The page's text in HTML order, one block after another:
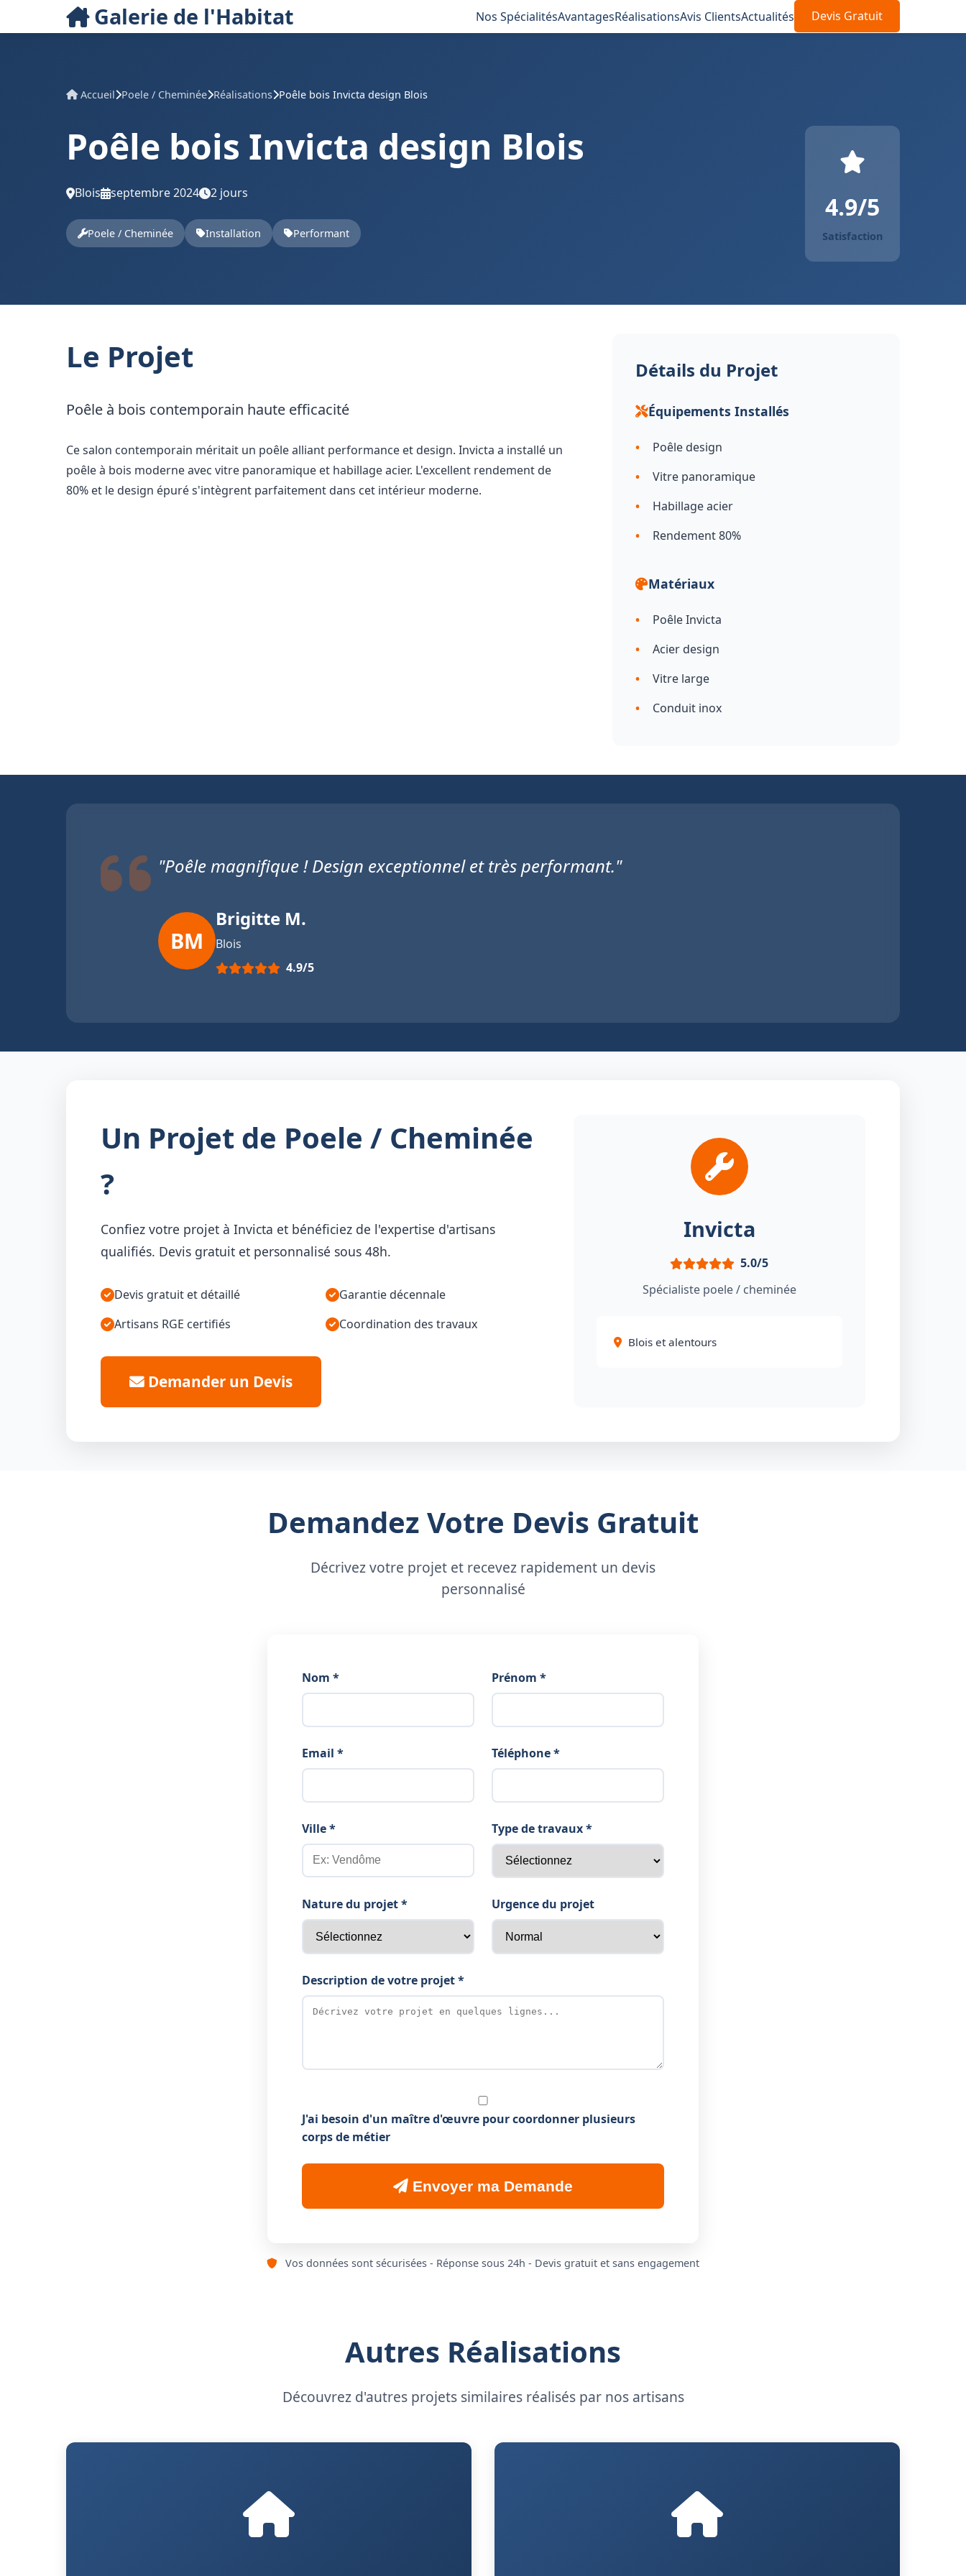
Galerie de l'Habitat Nos SpécialitésAvantagesRéalisationsAvis ClientsActualités Devis Gratuit
Accueil Poele / Cheminée Réalisations Poêle bois Invicta design Blois
Poêle bois Invicta design Blois
Blois septembre 2024 2 jours
Poele / Cheminée Installation Performant
4.9/5
Satisfaction
Le Projet
Poêle à bois contemporain haute efficacité
Ce salon contemporain méritait un poêle alliant performance et design. Invicta a installé un
poêle à bois moderne avec vitre panoramique et habillage acier. L'excellent rendement de
80% et le design épuré s'intègrent parfaitement dans cet intérieur moderne.
Détails du Projet
Équipements Installés
Poêle design
Vitre panoramique
Habillage acier
Rendement 80%
Matériaux
Poêle Invicta
Acier design
Vitre large
Conduit inox
"Poêle magnifique ! Design exceptionnel et très performant."
BM
Brigitte M.
Blois
4.9/5
Un Projet de Poele / Cheminée
?
Confiez votre projet à Invicta et bénéficiez de l'expertise d'artisans
qualifiés. Devis gratuit et personnalisé sous 48h.
Devis gratuit et détaillé
Garantie décennale
Artisans RGE certifiés
Coordination des travaux
Demander un Devis
Invicta
5.0/5
Spécialiste poele / cheminée
Blois et alentours
Demandez Votre Devis Gratuit
Décrivez votre projet et recevez rapidement un devis
personnalisé
Nom * Prénom *
Email * Téléphone *
Ville * Type de travaux *
Nature du projet * Urgence du projet
Description de votre projet *
J'ai besoin d'un maître d'œuvre pour coordonner plusieurs
corps de métier
Envoyer ma Demande
Vos données sont sécurisées - Réponse sous 24h - Devis gratuit et sans engagement
Autres Réalisations
Découvrez d'autres projets similaires réalisés par nos artisans